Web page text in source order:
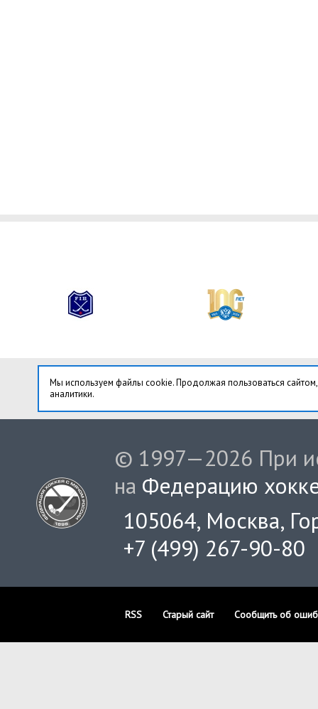
Мы используем файлы cookie. Продолжая пользоваться
аналитики.
© 1997—2026 При
на Федерацию
105064, Москва,
+7 (499) 267-90-80
RSS Старый сайт Сообщить об